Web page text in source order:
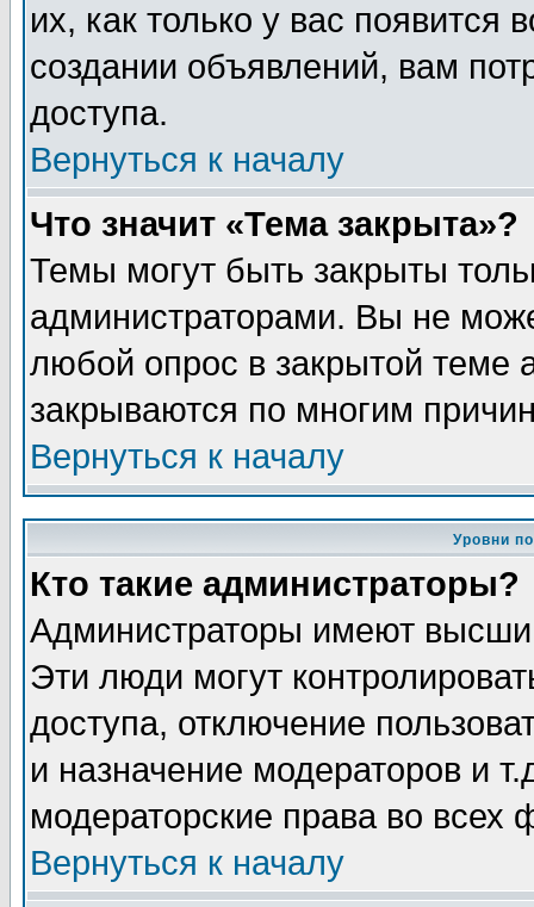
их, как только у вас появится
создании объявлений, вам
доступа.
Вернуться к началу
Что значит «Тема закрыта»?
Темы могут быть закрыты
администраторами. Вы не
любой опрос в закрытой теме
закрываются по многим
Вернуться к началу
Уровни
Кто такие администраторы?
Администраторы имеют
Эти люди могут
доступа, отключение
и назначение модераторов и
модераторские права во всех
Вернуться к началу